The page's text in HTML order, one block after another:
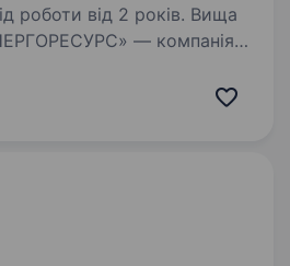
роботи від 2 років. Вища
стабільну роботу